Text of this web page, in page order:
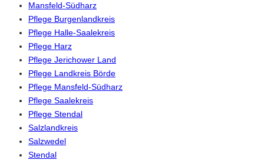
Mansfeld-Südharz
Pflege Burgenlandkreis
Pflege Halle-Saalekreis
Pflege Harz
Pflege Jerichower Land
Pflege Landkreis Börde
Pflege Mansfeld-Südharz
Pflege Saalekreis
Pflege Stendal
Salzlandkreis
Salzwedel
Stendal